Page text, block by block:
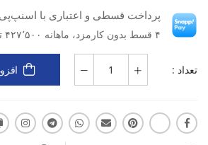
مدل: Cortina W
دسته کاربری: تمرین و فیتنس
نوع مواد: پارچه‌ای
پرداخت قسطی و اعتباری با اسنپ‌پی
۴ قسط بدون کارمزد، ماهانه ۴۲۷٬۵۰۰ تومان
تعداد :